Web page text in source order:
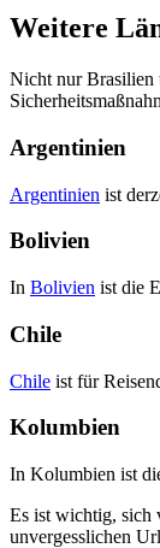
Weitere
Nicht nur Brasilien
Argentinien
Argentinien ist
Bolivien
In Bolivien ist die
Chile
Chile ist für
Kolumbien
In Kolumbien ist
Es ist wichtig, sich
unvergesslichen